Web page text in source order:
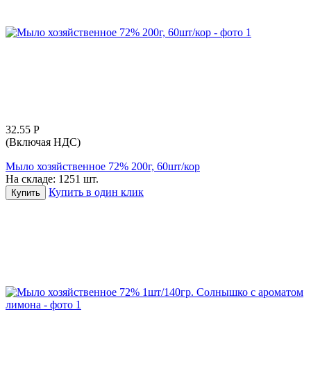
32.55 Р
(Включая НДС)
Мыло хозяйственное 72% 200г, 60шт/кор
На складе: 1251 шт.
Купить Купить в один клик